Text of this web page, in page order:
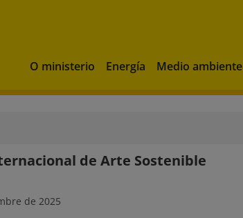
O ministerio Energía Medio ambiente
de Arte Sostenible
de 2025